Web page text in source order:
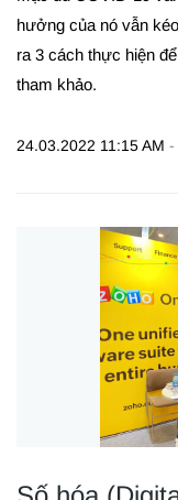
hưởng của nó vẫn
ra 3 cách thực hiện
tham khảo.
24.03.2022 11:15 AM -